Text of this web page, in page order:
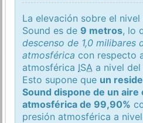
La elevación sobre el
Sound es de9 metros, lo
descenso de 1,0 milibares
atmosférica con respecto
atmosférica ISA a nivel del
Esto supone que un
Sound dispone de un aire
atmosférica de 99,90%
presión atmosférica a